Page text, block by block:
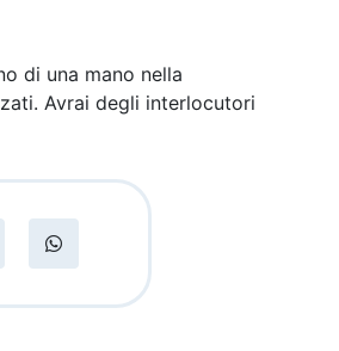
di una mano nella
Avrai degli interlocutori